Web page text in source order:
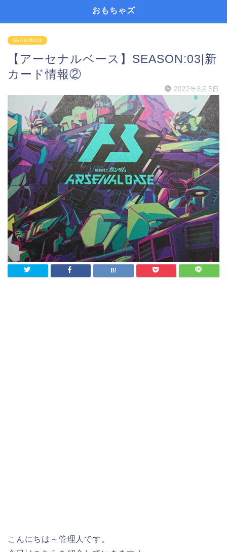
おもちゃズ
SEASON:03
【アーセナルベース】SEASON:03|新
カード情報②
2022年8月3日
こんにちは～管理人です。